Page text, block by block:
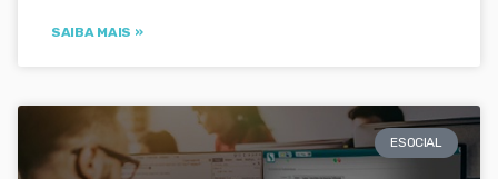
SAIBA MAIS »
ESOCIAL